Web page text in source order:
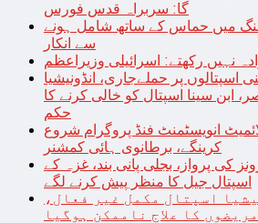
گا: سربراہ قدس فورس
جنگ میں حماس کے ساتھ شامل ہونے
سے انکار
نہیں رکھتے: اسرائیلی وزیراعظم
اسپتالوں پر حملےجاری، انڈونیشیا
ابن سینا اسپتال کو خالی کرنے کا
حکم
انویسٹمنٹ فنڈ پروگرام شروع
کرینگے، برطانوی ہائی کمشنر
کی پرواز، بجلی پانی بند، غزہ کے
اسپتال جیل کا منظر پیش کرنے لگے
اسپتال مکمل غیر فعال،
مریضوں کا علاج ناممکن ہوگیا